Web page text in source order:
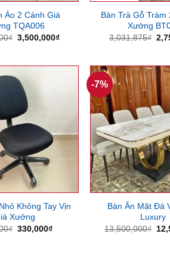
Áo 2 Cánh Giá
TQA006
₫ Giá
3,500,000₫Giá
3,500,000₫.
Bàn Trà Gỗ Tràm
Xưởng
3,031,875₫ Giá
Không Tay Vịn
Xưởng
₫ Giá
330,000₫Giá
-7%
Bàn Ăn Mặt Đá
Luxury
13,500,000₫ Giá